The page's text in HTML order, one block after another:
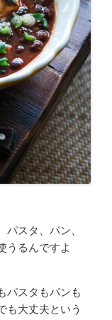
スタ、パン、
うるんですよ
パスタもパンも
も大丈夫という